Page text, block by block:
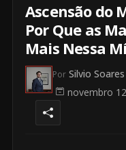
Ascensão do
Por Que as
Mais Nessa
Por Silvio Soares
novembro